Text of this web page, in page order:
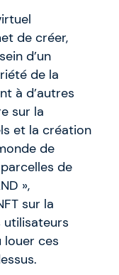
de créer,
d’un
de la
à d’autres
sur la
et la création
de
de
»,
sur la
utilisateurs
louer ces